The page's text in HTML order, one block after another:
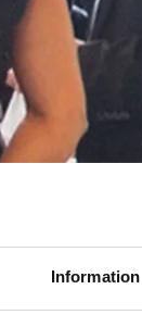
Information